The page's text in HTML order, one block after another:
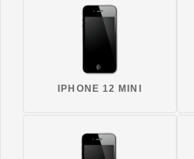
IPHONE 12 MINI